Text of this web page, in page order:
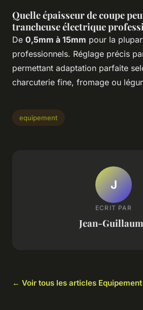
Quelle épaisseur de coupe
trancheuse électrique
De 0,5mm à 15mm pour la
professionnels. Réglage précis
permettant adaptation parfaite
charcuterie fine, fromage ou
equipement
J
ECRIT PAR
Jean-
← Voir tous les articles Equipement